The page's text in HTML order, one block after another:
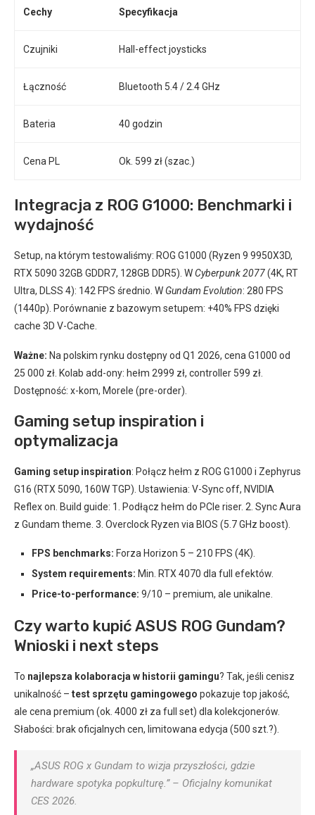
Cechy Specyfikacja
Czujniki Hall-effect joysticks
Łączność Bluetooth 5.4 / 2.4 GHz
Bateria 40 godzin
Cena PL Ok. 599 zł (szac.)
Integracja z ROG G1000: Benchmarki i
wydajność
Setup, na którym testowaliśmy: ROG G1000 (Ryzen 9 9950X3D,
RTX 5090 32GB GDDR7, 128GB DDR5). WCyberpunk 2077(4K, RT
Ultra, DLSS 4): 142 FPS średnio. W Gundam Evolution: 280 FPS
(1440p). Porównanie z bazowym setupem: +40% FPS dzięki
cache 3D V-Cache.
Ważne: Na polskim rynku dostępny od Q1 2026, cena G1000 od
25 000 zł. Kolab add-ony: hełm 2999 zł, controller 599 zł.
Dostępność: x-kom, Morele (pre-order).
Gaming setup inspiration i
optymalizacja
Gaming setup inspiration: Połącz hełm z ROG G1000 i Zephyrus
G16 (RTX 5090, 160W TGP). Ustawienia: V-Sync off, NVIDIA
Reflex on. Build guide: 1. Podłącz hełm do PCIe riser. 2. Sync Aura
z Gundam theme. 3. Overclock Ryzen via BIOS (5.7 GHz boost).
FPS benchmarks: Forza Horizon 5 – 210 FPS (4K).
System requirements: Min. RTX 4070 dla full efektów.
Price-to-performance: 9/10 – premium, ale unikalne.
Czy warto kupić ASUS ROG Gundam?
Wnioski i next steps
To najlepsza kolaboracja w historii gamingu? Tak, jeśli cenisz
unikalność – test sprzętu gamingowego pokazuje top jakość,
ale cena premium (ok. 4000 zł za full set) dla kolekcjonerów.
Słabości: brak oficjalnych cen, limitowana edycja (500 szt.?).
„ASUS ROG x Gundam to wizja przyszłości, gdzie
hardware spotyka popkulturę.” – Oficjalny komunikat
CES 2026.